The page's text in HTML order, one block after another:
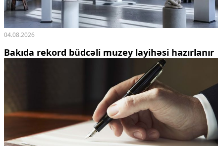
04.08.2026
Bakıda rekord büdcəli muzey layihəsi hazırlanır